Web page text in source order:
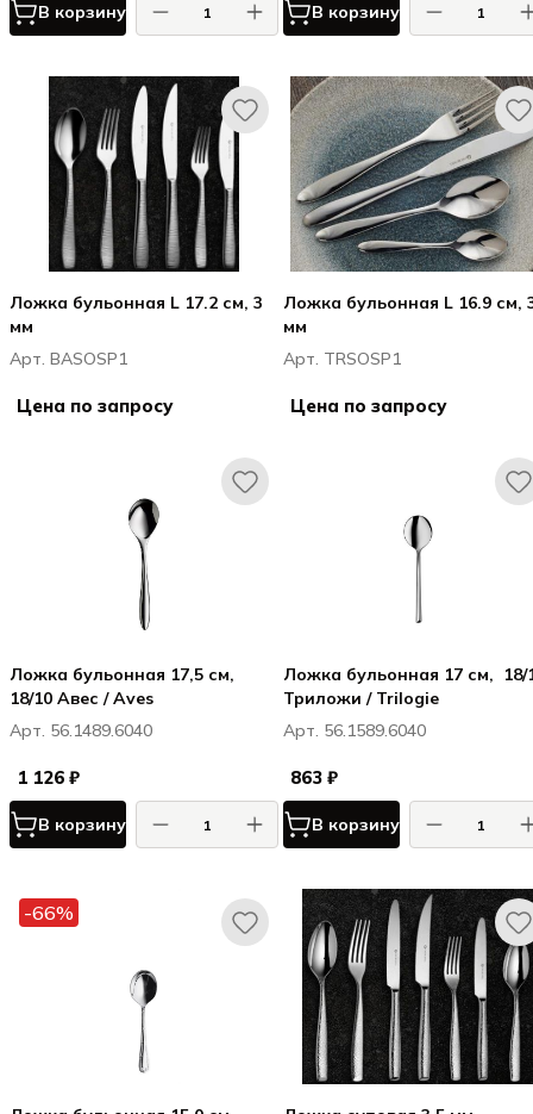
В корзину В корзину
Ложка бульонная L 17.2 см, 3
мм
Арт. BASOSP1
Цена по запросу
Ложка бульонная L 16.9 см,
мм
Арт. TRSOSP1
Цена по запросу
Ложка бульонная 17,5 см,
18/10 Авес / Aves
Арт. 56.1489.6040
1 126 ₽
В корзину
Ложка бульонная 17 см, 18/
Триложи / Trilogie
Арт. 56.1589.6040
863 ₽
В корзину
-66%